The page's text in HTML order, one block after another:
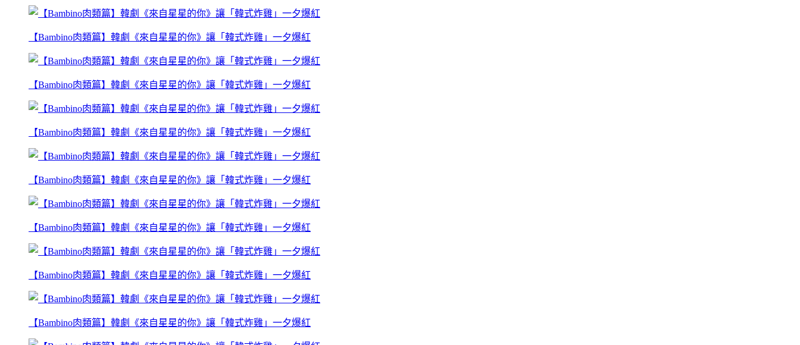
【Bambino肉類篇】韓劇《來自星星的你》讓「韓式炸雞」一夕爆紅
【Bambino肉類篇】韓劇《來自星星的你》讓「韓式炸雞」一夕爆紅
【Bambino肉類篇】韓劇《來自星星的你》讓「韓式炸雞」一夕爆紅
【Bambino肉類篇】韓劇《來自星星的你》讓「韓式炸雞」一夕爆紅
【Bambino肉類篇】韓劇《來自星星的你》讓「韓式炸雞」一夕爆紅
【Bambino肉類篇】韓劇《來自星星的你》讓「韓式炸雞」一夕爆紅
【Bambino肉類篇】韓劇《來自星星的你》讓「韓式炸雞」一夕爆紅